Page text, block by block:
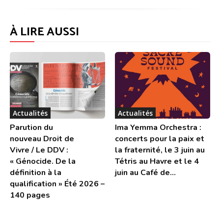
À LIRE AUSSI
Actualités
Parution du
nouveau Droit de
Vivre / Le DDV :
« Génocide. De la
définition à la
qualification » Été 2026 –
140 pages
Actualités
Ima Yemma Orchestra :
concerts pour la paix et
la fraternité, le 3 juin au
Tétris au Havre et le 4
juin au Café de...